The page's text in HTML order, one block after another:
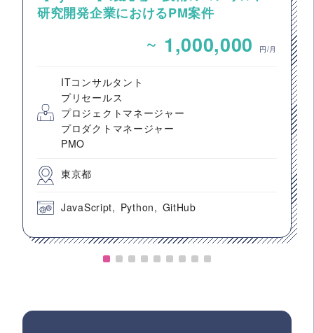
研究開発企業におけるPM案件
~ 1,000,000 円/月
ITコンサルタント
プリセールス
プロジェクトマネージャー
プロダクトマネージャー
PMO
東京都
JavaScript Python GitHub